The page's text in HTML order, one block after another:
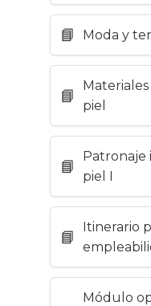
Moda y
piel
Patronaje
piel I
Itinerario
Módulo